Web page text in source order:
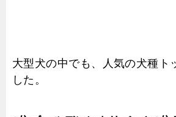
大型犬の中でも、人気の犬種ト
した。